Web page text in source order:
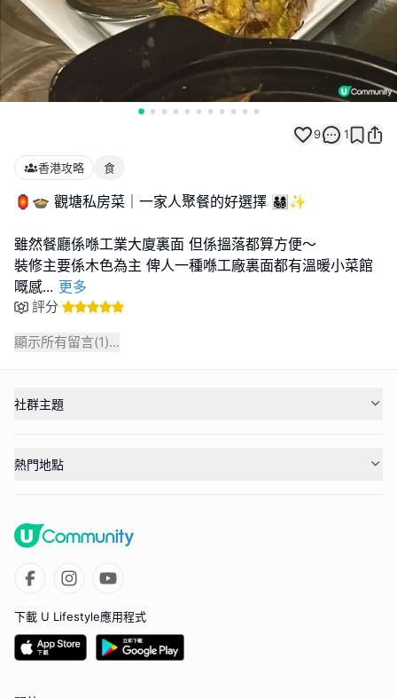
9 1
香港攻略 食
🏮🍲 觀塘私房菜｜一家人聚餐的好選擇 👨‍👩‍👧‍👦✨
雖然餐廳係喺工業大廈裏面 但係搵落都算方便～
裝修主要係木色為主 俾人一種喺工廠裏面都有溫暖小菜館
嘅感... 更多
評分
顯示所有留言(1)...
社群主題
熱門地點
下載 U Lifestyle應用程式